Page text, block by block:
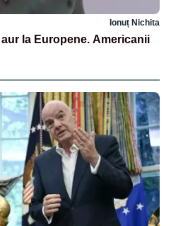
Ionuț Nichita
la Europene. Americanii